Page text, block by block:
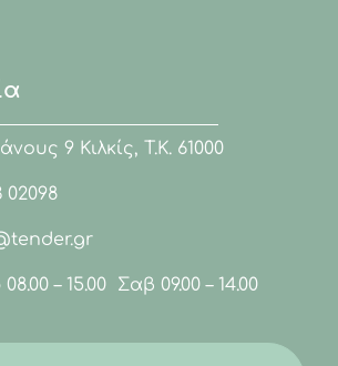
9 Κιλκίς, Τ.Κ. 61000
02098
– 15.00 Σαβ 09.00 – 14.00